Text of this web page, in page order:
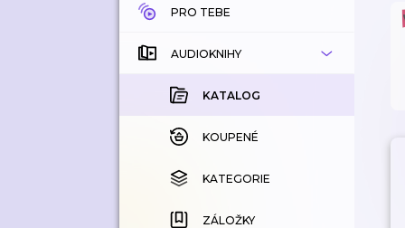
PRO TEBE
AUDIOKNIHY
KATALOG
KOUPENÉ
KATEGORIE
ZÁLOŽKY